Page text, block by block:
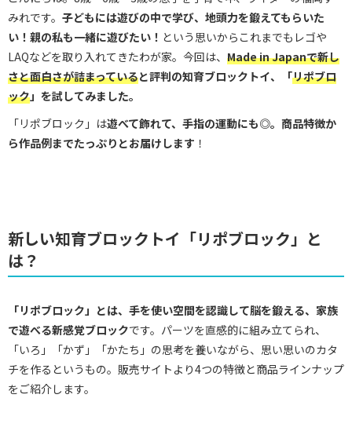
みれです。 子どもには遊びの中で学び、地頭力を鍛えてもらいた
い！親の私も一緒に遊びたい！ という思いからこれまでもレゴや
LAQなどを取り入れてきたわが家。今回は、 Made in Japanで新し
さと面白さが詰まっていると評判の知育ブロックトイ、「リポブロ
ック」を試してみました。
「リポブロック」は遊べて飾れて、手指の運動にも◎。商品特徴か
ら作品例までたっぷりとお届けします ！
新しい知育ブロックトイ「リポブロック」と
は？
「リポブロック」とは、手を使い空間を認識して脳を鍛える、家族
で遊べる新感覚ブロックです。パーツを直感的に組み立てられ、
「いろ」「かず」「かたち」の思考を養いながら、思い思いのカタ
チを作るというもの。販売サイトより4つの特徴と商品ラインナップ
をご紹介します。